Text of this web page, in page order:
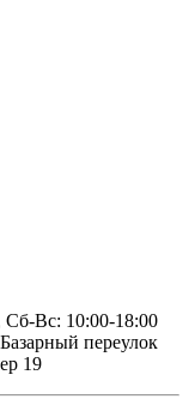
Вс: 10:00-18:00
переулок
19